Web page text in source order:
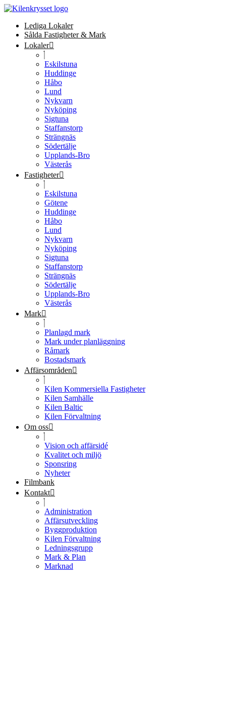
Lediga Lokaler
Sålda Fastigheter & Mark
Lokaler
Eskilstuna
Huddinge
Håbo
Lund
Nykvarn
Nyköping
Sigtuna
Staffanstorp
Strängnäs
Södertälje
Upplands-Bro
Västerås
Fastigheter
Eskilstuna
Götene
Huddinge
Håbo
Lund
Nykvarn
Nyköping
Sigtuna
Staffanstorp
Strängnäs
Södertälje
Upplands-Bro
Västerås
Mark
Planlagd mark
Mark under planläggning
Råmark
Bostadsmark
Affärsområden
Kilen Kommersiella Fastigheter
Kilen Samhälle
Kilen Baltic
Kilen Förvaltning
Om oss
Vision och affärsidé
Kvalitet och miljö
Sponsring
Nyheter
Filmbank
Kontakt
Administration
Affärsutveckling
Byggproduktion
Kilen Förvaltning
Ledningsgrupp
Mark & Plan
Marknad